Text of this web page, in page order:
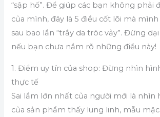
“sập hố”. Để giúp các bạn không phải
của mình, đây là 5 điều cốt lõi mà
sau bao lần “trầy da tróc vảy”. Đừng
nếu bạn chưa nắm rõ những điều này!
1. Điểm uy tín của shop: Đừng nhìn
thực tế
Sai lầm lớn nhất của người mới là nhìn
của sản phẩm thấy lung linh, mẫu